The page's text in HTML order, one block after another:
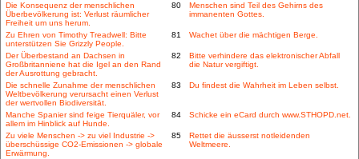
Die Konsequenz der menschlichen
Überbevölkerung ist: Verlust räumlicher
Freiheit um uns herum.
80
Menschen sind Teil des Gehirns des
immanenten Gottes.
Zu Ehren von Timothy Treadwell: Bitte
unterstützen Sie Grizzly People.
81 Wachet über die mächtigen Berge.
Der Überbestand an Dachsen in
Großbritanniene hat die Igel an den Rand
der Ausrottung gebracht.
82
Bitte verhindere das elektronischer Abfall
die Natur vergiftigt.
Die schnelle Zunahme der menschlichen
Weltbevölkerung verursacht einen Verlust
der wertvollen Biodiversität.
83 Du findest die Wahrheit im Leben selbst.
Manche Spanier sind feige Tierquäler, vor
allem im Hinblick auf Hunde.
84 Schicke ein eCard durch www.STHOPD.net.
Zu viele Menschen -> zu viel Industrie ->
überschüssige CO2-Emissionen -> globale
Erwärmung.
85
Rettet die äusserst notleidenden
Weltmeere.